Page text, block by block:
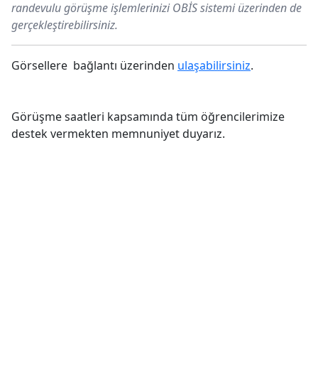
randevulu görüşme işlemlerinizi OBİS sistemi üzerinden de
gerçekleştirebilirsiniz.
Görsellere bağlantı üzerinden ulaşabilirsiniz.
Görüşme saatleri kapsamında tüm öğrencilerimize
destek vermekten memnuniyet duyarız.